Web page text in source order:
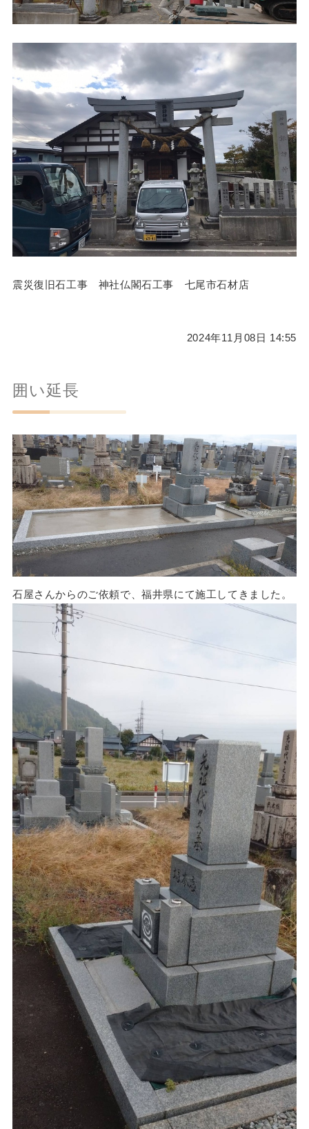
震災復旧石工事 神社仏閣石工事 七尾市石材店
2024年11月08日 14:55
囲い延長
石屋さんからのご依頼で、福井県にて施工してきました。